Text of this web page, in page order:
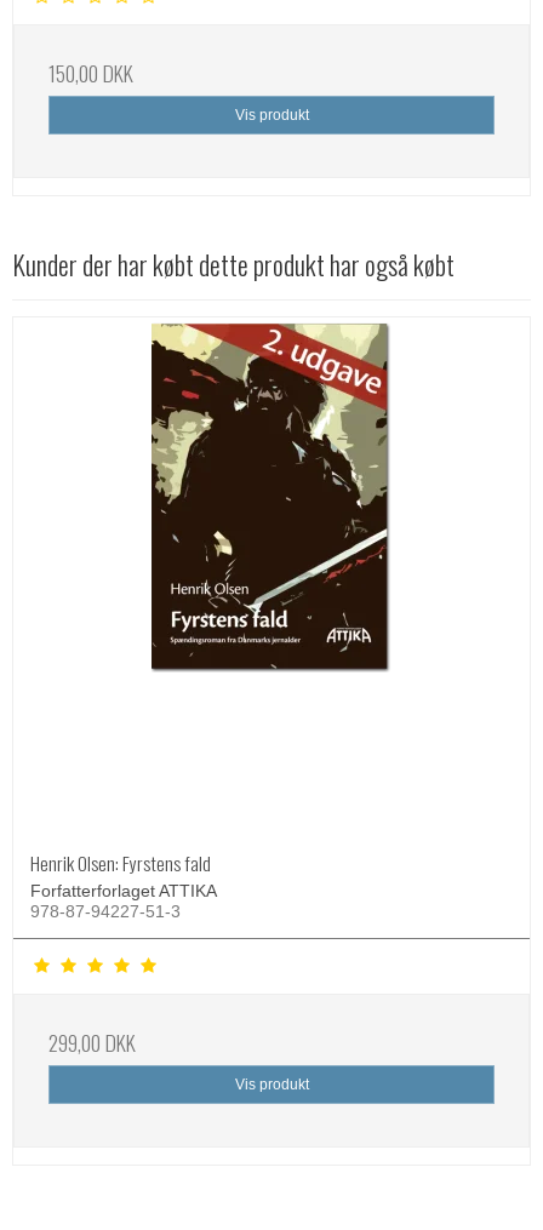
150,00 DKK
Vis produkt
Kunder der har købt dette produkt har også købt
Henrik Olsen: Fyrstens fald
Forfatterforlaget ATTIKA
978-87-94227-51-3
299,00 DKK
Vis produkt